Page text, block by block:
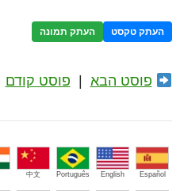
העתק טקסט העתק תמונה
פוסט הבא פוסט קודם
Español
English
Português
中文